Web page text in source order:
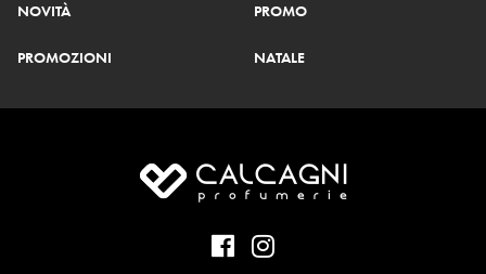
NOVITÀ PROMO
PROMOZIONI NATALE